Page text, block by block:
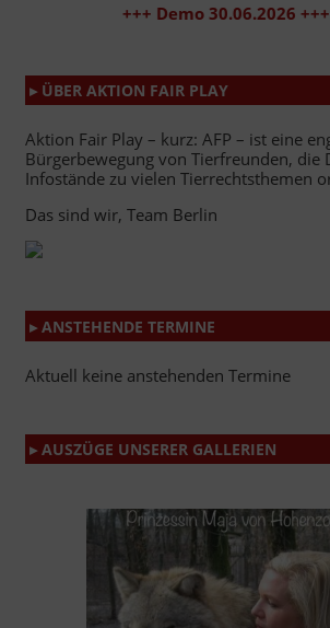
+++ Demo 30.06.2026 +++
▸ ÜBER AKTION FAIR PLAY
Aktion Fair Play – kurz: AFP – ist eine
Bürgerbewegung von Tierfreunden, die
Infostände zu vielen Tierrechtsthemen
Das sind wir, Team Berlin
▸ ANSTEHENDE TERMINE
Aktuell keine anstehenden Termine
▸ AUSZÜGE UNSERER GALLERIEN